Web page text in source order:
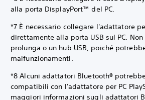
alla porta DisplayPort™ del PC.
*7 È necessario collegare l'adattatore
direttamente alla porta USB sul PC.
prolunga o un hub USB, poiché
malfunzionamenti.
*8 Alcuni adattatori Bluetooth®
compatibili con l'adattatore per PC
maggiori informazioni sugli adattatori